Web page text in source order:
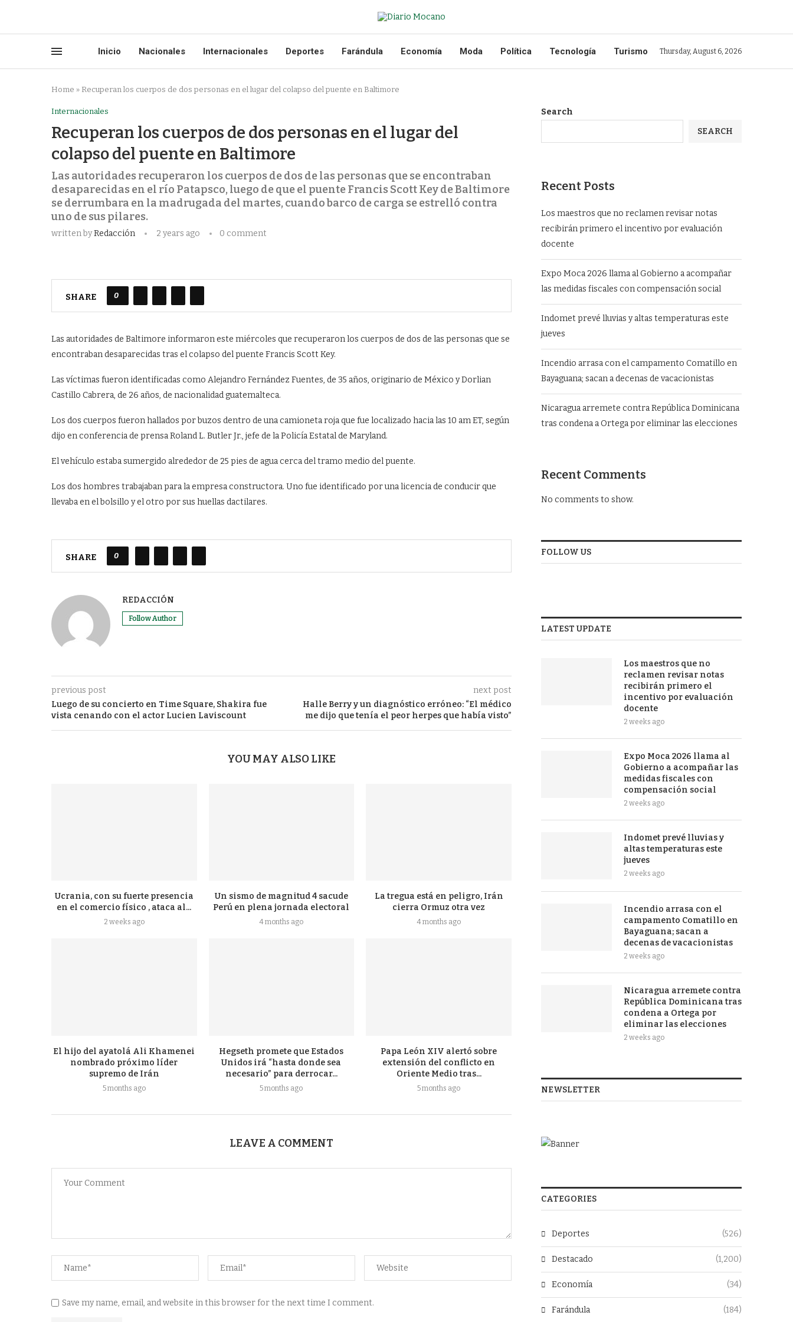
Inicio Nacionales Internacionales Deportes Farándula Economía Moda Política Tecnología Turismo Thursday, August 6, 2026
Home » Recuperan los cuerpos de dos personas en el lugar del colapso del puente en Baltimore
Internacionales
Recuperan los cuerpos de dos personas en el lugar del
colapso del puente en Baltimore
Las autoridades recuperaron los cuerpos de dos de las personas que se encontraban
desaparecidas en el río Patapsco, luego de que el puente Francis Scott Key de Baltimore
se derrumbara en la madrugada del martes, cuando barco de carga se estrelló contra
uno de sus pilares.
written byRedacción 2 years ago 0 comment
SHARE 0
Las autoridades de Baltimore informaron este miércoles que recuperaron los cuerpos de dos de las personas que se
encontraban desaparecidas tras el colapso del puente Francis Scott Key.
Las víctimas fueron identificadas como Alejandro Fernández Fuentes, de 35 años, originario de México y Dorlian
Castillo Cabrera, de 26 años, de nacionalidad guatemalteca.
Los dos cuerpos fueron hallados por buzos dentro de una camioneta roja que fue localizado hacia las 10 am ET, según
dijo en conferencia de prensa Roland L. Butler Jr., jefe de la Policía Estatal de Maryland.
El vehículo estaba sumergido alrededor de 25 pies de agua cerca del tramo medio del puente.
Los dos hombres trabajaban para la empresa constructora. Uno fue identificado por una licencia de conducir que
llevaba en el bolsillo y el otro por sus huellas dactilares.
SHARE 0
REDACCIÓN
Follow Author
previous post
Luego de su concierto en Time Square, Shakira fue
vista cenando con el actor Lucien Laviscount
next post
Halle Berry y un diagnóstico erróneo: “El médico
me dijo que tenía el peor herpes que había visto”
YOU MAY ALSO LIKE
Ucrania, con su fuerte presencia
en el comercio físico , ataca al...
2 weeks ago
Un sismo de magnitud 4 sacude
Perú en plena jornada electoral
4 months ago
La tregua está en peligro, Irán
cierra Ormuz otra vez
4 months ago
El hijo del ayatolá Ali Khamenei
nombrado próximo líder
supremo de Irán
5 months ago
Hegseth promete que Estados
Unidos irá “hasta donde sea
necesario” para derrocar...
5 months ago
Papa León XIV alertó sobre
extensión del conflicto en
Oriente Medio tras...
5 months ago
LEAVE A COMMENT
Save my name, email, and website in this browser for the next time I comment.
Search
SEARCH
Recent Posts
Los maestros que no reclamen revisar notas
recibirán primero el incentivo por evaluación
docente
Expo Moca 2026 llama al Gobierno a acompañar
las medidas fiscales con compensación social
Indomet prevé lluvias y altas temperaturas este
jueves
Incendio arrasa con el campamento Comatillo en
Bayaguana; sacan a decenas de vacacionistas
Nicaragua arremete contra República Dominicana
tras condena a Ortega por eliminar las elecciones
Recent Comments
No comments to show.
FOLLOW US
LATEST UPDATE
Los maestros que no
reclamen revisar notas
recibirán primero el
incentivo por evaluación
docente
2 weeks ago
Expo Moca 2026 llama al
Gobierno a acompañar las
medidas fiscales con
compensación social
2 weeks ago
Indomet prevé lluvias y
altas temperaturas este
jueves
2 weeks ago
Incendio arrasa con el
campamento Comatillo en
Bayaguana; sacan a
decenas de vacacionistas
2 weeks ago
Nicaragua arremete contra
República Dominicana tras
condena a Ortega por
eliminar las elecciones
2 weeks ago
NEWSLETTER
CATEGORIES
Deportes (526)
Destacado (1,200)
Economía (34)
Farándula (184)